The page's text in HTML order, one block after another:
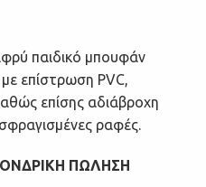
παιδικό μπουφάν
επίστρωση PVC,
επίσης αδιάβροχη
ραφές.
ΠΩΛΗΣΗ